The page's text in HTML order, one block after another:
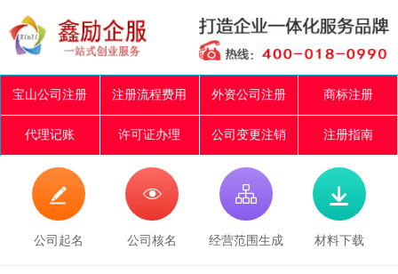
宝山公司注册 注册流程费用 外资公司注册 商标注册
代理记账 许可证办理 公司变更注销 注册指南

公司起名

公司核名

经营范围生成

材料下载